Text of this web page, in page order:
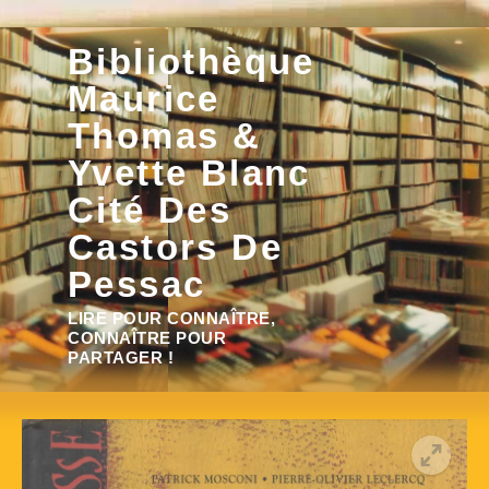
Aller
au
contenuBibliothèque
Maurice
Thomas &
Yvette Blanc
Cité Des
Castors De
Pessac
LIRE POUR CONNAÎTRE,
CONNAÎTRE POUR
PARTAGER !
Rechercher :